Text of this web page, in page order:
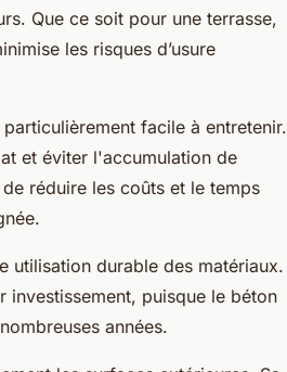
Que ce soit pour une terrasse,
les risques d’usure
facile à entretenir.
et éviter l'accumulation de
réduire les coûts et le temps
utilisation durable des matériaux.
investissement, puisque le béton
années.